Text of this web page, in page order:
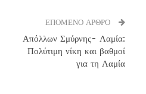
ΕΠΟΜΕΝΟ ΑΡΘΡΟ
Απόλλων Σμύρνης- Λαμία:
Πολύτιμη νίκη και βαθμοί
για τη Λαμία